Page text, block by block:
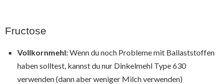
Fructose
Vollkornmehl:Wenn du noch Probleme mit Ballaststoffen
haben solltest, kannst du nur Dinkelmehl Type 630
verwenden (dann aber weniger Milch verwenden)